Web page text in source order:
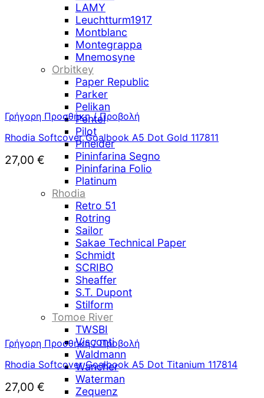
LAMY
Leuchtturm1917
Montblanc
Montegrappa
Mnemosyne
Orbitkey
Paper Republic
Parker
Pelikan
Pentel
Pilot
Pineider
Pininfarina Segno
Pininfarina Folio
Platinum
Rhodia
Retro 51
Rotring
Sailor
Sakae Technical Paper
Schmidt
SCRIBO
Sheaffer
S.T. Dupont
Stilform
Tomoe River
TWSBI
Visconti
Waldmann
Wancher
Waterman
Zequenz
Γρήγορη Προσθήκη / Προβολή
Rhodia Softcover Goalbook A5 Dot Gold 117811
27,00 €
Γρήγορη Προσθήκη / Προβολή
Rhodia Softcover Goalbook A5 Dot Titanium 117814
27,00 €